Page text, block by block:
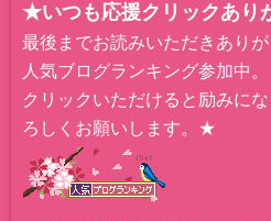
★いつも応援クリックあ
最後までお読みいただきありが
人気ブログランキング参加中。
クリックいただけると励みに
ろしくお願いします。★